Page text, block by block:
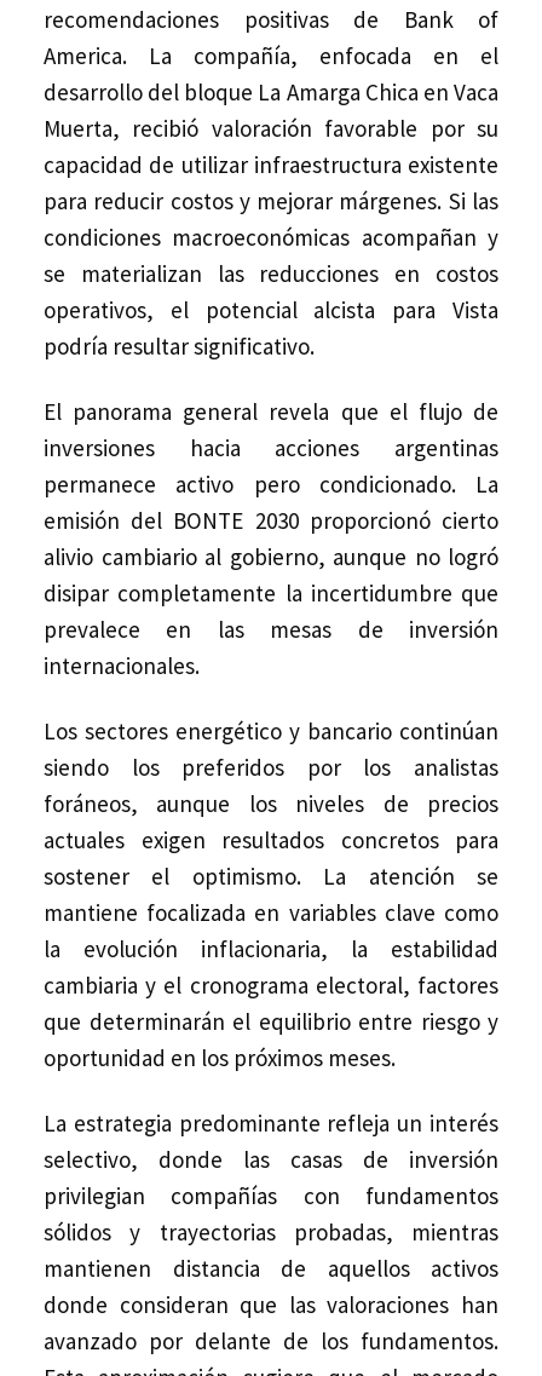
recomendaciones positivas de Bank of
America. La compañía, enfocada en el
desarrollo del bloque La Amarga Chica en Vaca
Muerta, recibió valoración favorable por su
capacidad de utilizar infraestructura existente
para reducir costos y mejorar márgenes. Si las
condiciones macroeconómicas acompañan y
se materializan las reducciones en costos
operativos, el potencial alcista para Vista
podría resultar significativo.
El panorama general revela que el flujo de
inversiones hacia acciones argentinas
permanece activo pero condicionado. La
emisión del BONTE 2030 proporcionó cierto
alivio cambiario al gobierno, aunque no logró
disipar completamente la incertidumbre que
prevalece en las mesas de inversión
internacionales.
Los sectores energético y bancario continúan
siendo los preferidos por los analistas
foráneos, aunque los niveles de precios
actuales exigen resultados concretos para
sostener el optimismo. La atención se
mantiene focalizada en variables clave como
la evolución inflacionaria, la estabilidad
cambiaria y el cronograma electoral, factores
que determinarán el equilibrio entre riesgo y
oportunidad en los próximos meses.
La estrategia predominante refleja un interés
selectivo, donde las casas de inversión
privilegian compañías con fundamentos
sólidos y trayectorias probadas, mientras
mantienen distancia de aquellos activos
donde consideran que las valoraciones han
avanzado por delante de los fundamentos.